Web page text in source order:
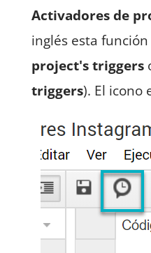
Activadores de
inglés esta
project's triggers
triggers). El icono